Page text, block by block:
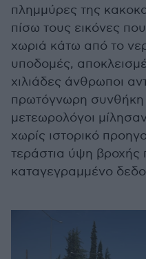
πλημμύρες της
πίσω τους εικόνες
χωριά κάτω από το
υποδομές,
χιλιάδες άνθρωποι
πρωτόγνωρη
μετεωρολόγοι
χωρίς ιστορικό
τεράστια ύψη
καταγεγραμμένο